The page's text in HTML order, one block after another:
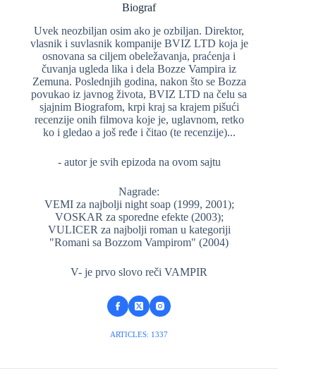
Biograf
Uvek neozbiljan osim ako je ozbiljan. Direktor,
vlasnik i suvlasnik kompanije BVIZ LTD koja je
osnovana sa ciljem obeležavanja, praćenja i
čuvanja ugleda lika i dela Bozze Vampira iz
Zemuna. Poslednjih godina, nakon što se Bozza
povukao iz javnog života, BVIZ LTD na čelu sa
sjajnim Biografom, krpi kraj sa krajem pišući
recenzije onih filmova koje je, uglavnom, retko
ko i gledao a još ređe i čitao (te recenzije)...
- autor je svih epizoda na ovom sajtu
Nagrade:
VEMI za najbolji night soap (1999, 2001);
VOSKAR za sporedne efekte (2003);
VULICER za najbolji roman u kategoriji
"Romani sa Bozzom Vampirom" (2004)
V- je prvo slovo reči VAMPIR
ARTICLES: 1337